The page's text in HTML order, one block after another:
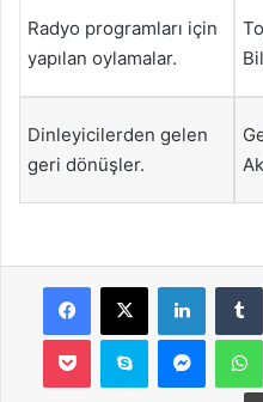
Radyo programları için
yapılan oylamalar.
Dinleyicilerden gelen
geri dönüşler.
Facebook
X LinkedIn
Pocket Skype